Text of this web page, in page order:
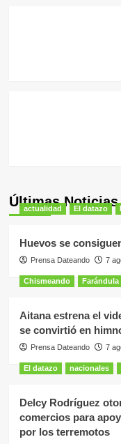
Últimas Noticias
actualidad El datazo
Huevos se
Prensa Dateando 7
Chismeando Farándula
Aitana estrena el
se convirtió en
Prensa Dateando 7
El datazo nacionales
Delcy Rodríguez
comercios para
por los terremotos